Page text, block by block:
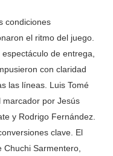
condiciones
el ritmo del juego.
de entrega,
con claridad
las líneas. Luis Tomé
por Jesús
y Rodrigo Fernández.
clave. El
Sarmentero,